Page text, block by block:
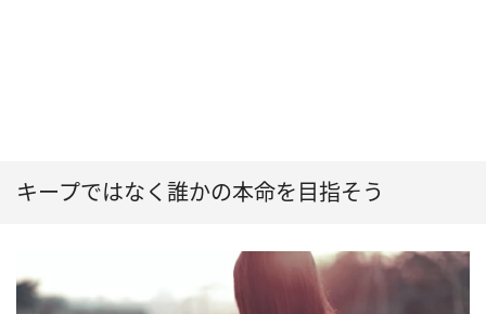
キープではなく誰かの本命を目指そう